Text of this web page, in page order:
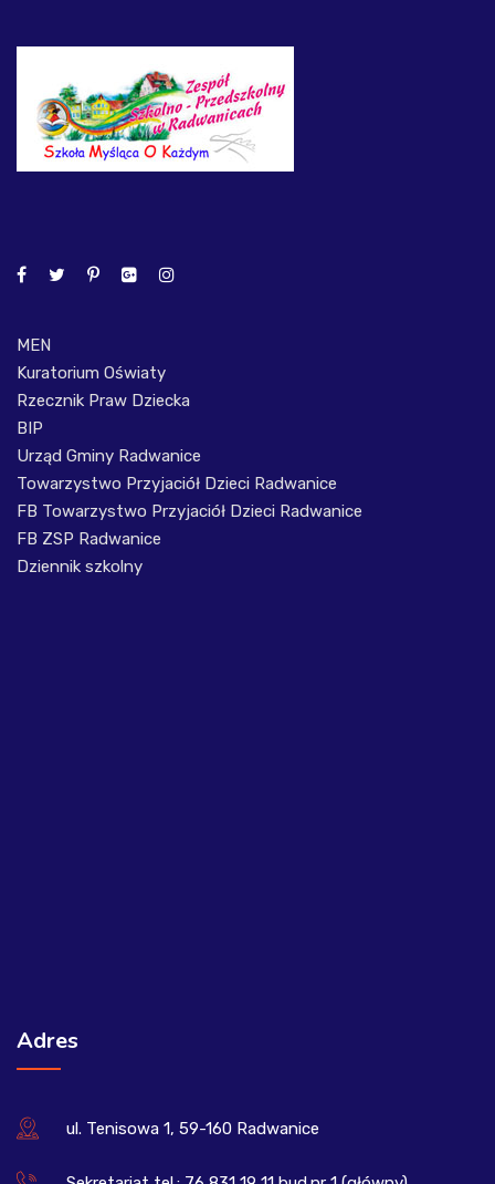
MEN
Kuratorium Oświaty
Rzecznik Praw Dziecka
BIP
Urząd Gminy Radwanice
Towarzystwo Przyjaciół Dzieci Radwanice
FB Towarzystwo Przyjaciół Dzieci Radwanice
FB ZSP Radwanice
Dziennik szkolny
Adres
ul. Tenisowa 1, 59-160 Radwanice